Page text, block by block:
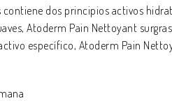
dos principios activos
Atoderm Pain Nettoyant
específico, Atoderm Pain